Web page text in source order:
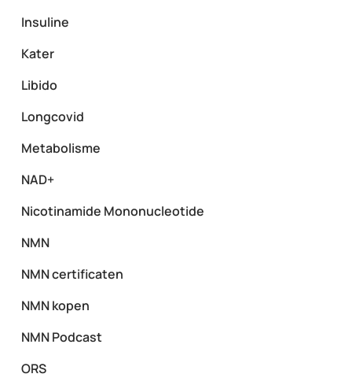
Insuline
Kater
Libido
Longcovid
Metabolisme
NAD+
Nicotinamide Mononucleotide
NMN
NMN certificaten
NMN kopen
NMN Podcast
ORS